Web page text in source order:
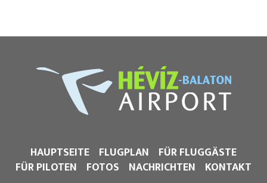
HAUPTSEITE FLUGPLAN FÜR FLUGGÄSTE
FÜR PILOTEN FOTOS NACHRICHTEN KONTAKT